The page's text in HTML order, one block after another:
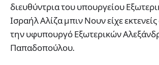
διευθύντρια του υπουργείου
Ισραήλ Αλίζα μπιν Νουν είχε
την υφυπουργό Εξωτερικών
Παπαδοπούλου.